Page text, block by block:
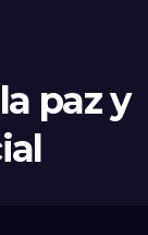
paz y